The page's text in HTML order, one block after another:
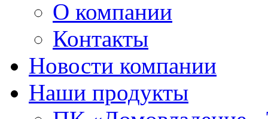
О компании
Контакты
Новости компании
Наши продукты